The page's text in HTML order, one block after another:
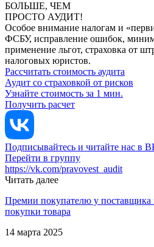
БОЛЬШЕ, ЧЕМ
ПРОСТО АУДИТ!
Особое внимание налогам и
ФСБУ, исправление ошибок,
применение льгот, страховка от
налоговых юристов.
Рассчитать стоимость аудита
Аудит со страховкой от рисков
Узнайте стоимость за 1 мин.
Получить расчет
Подписывайтесь и читайте нас в
Перейти в группу
https://vk.com/pravovest_audit
Читать далее
Премии покупателю у поставщика
покупки товара
14 марта 2025